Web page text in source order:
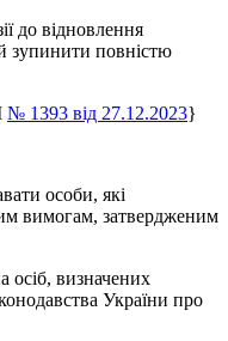
до відновлення
зупинити повністю
№ 1393 від 27.12.2023}
особи, які
вимогам, затвердженим
осіб, визначених
України про